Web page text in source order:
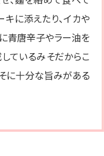
に添えたり、イカや
青唐辛子やラー油を
ているみそだからこ
に十分な旨みがある